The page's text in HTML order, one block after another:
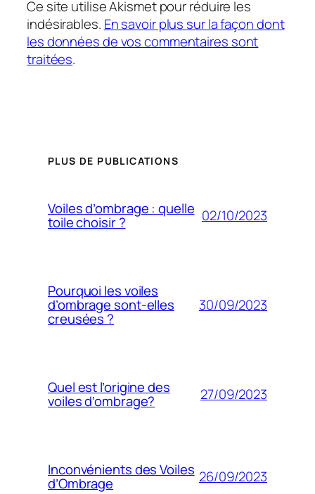
Ce site utilise Akismet pour réduire les
indésirables. En savoir plus sur la façon dont
les données de vos commentaires sont
traitées.
PLUS DE PUBLICATIONS
Voiles d’ombrage : quelle
toile choisir ? 02/10/2023
Pourquoi les voiles
d’ombrage sont-elles
creusées ?
30/09/2023
Quel est l’origine des
voiles d’ombrage? 27/09/2023
Inconvénients des Voiles
d’Ombrage 26/09/2023